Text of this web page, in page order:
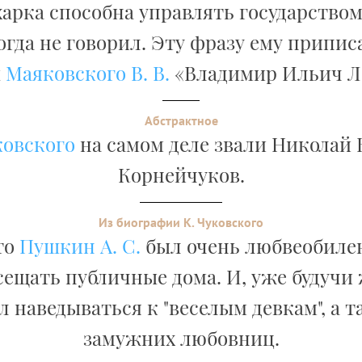
способна управлять
не говорил. Эту фразу ему
Маяковского В. В. «Владимир Ильич
Абстрактное
на самом деле звали Николай
Корнейчуков.
Из биографии К. Чуковского
Пушкин А. С. был очень
публичные дома. И, уже
наведываться к "веселым девкам", а
замужних любовниц.